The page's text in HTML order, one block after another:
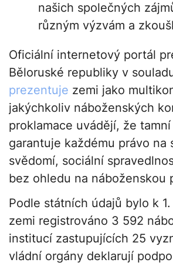
našich společných
různým výzvám a
Oficiální internetový portál
Běloruské republiky v
prezentuje zemi jako
jakýchkoliv náboženských
proklamace uvádějí, že
garantuje každému právo na
svědomí, sociální
bez ohledu na náboženskou
Podle státních údajů bylo k
zemi registrováno 3 592
institucí zastupujících 25
vládní orgány deklarují